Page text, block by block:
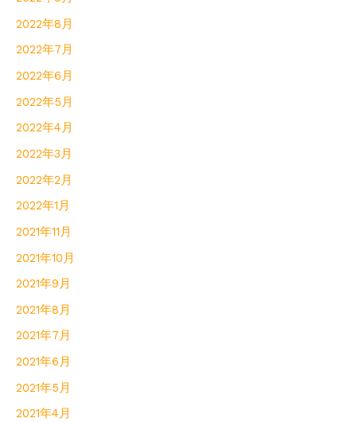
2022年8月
2022年7月
2022年6月
2022年5月
2022年4月
2022年3月
2022年2月
2022年1月
2021年11月
2021年10月
2021年9月
2021年8月
2021年7月
2021年6月
2021年5月
2021年4月